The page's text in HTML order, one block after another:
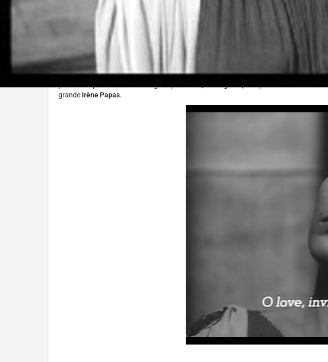
Analyse, critique ou billet de blog de l'auteur
De quelques observations sur
Dans le cas d’une nouvelle adaptation d’un classique aussi fondamental, il est
antique de Logos) à travers le temps pour saisir les points communs ou bien au
grande Irène Papas.